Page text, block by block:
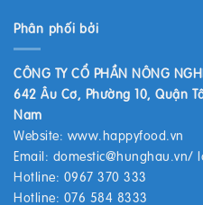
Phân phối bởi
CÔNG TY CỔ PHẦN NÔNG
642 Âu Cơ, Phường 10, Quận
Nam
Website: www.happyfood.vn
Email: domestic@hunghau.vn/
Hotline: 0967 370 333
Hotline: 076 584 8333